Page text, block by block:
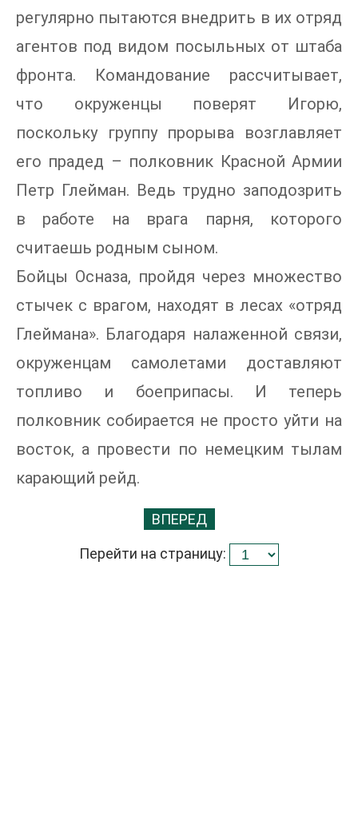
регулярно пытаются внедрить в их отряд
агентов под видом посыльных от штаба
фронта. Командование рассчитывает,
что окруженцы поверят Игорю,
поскольку группу прорыва возглавляет
его прадед – полковник Красной Армии
Петр Глейман. Ведь трудно заподозрить
в работе на врага парня, которого
считаешь родным сыном.
Бойцы Осназа, пройдя через множество
стычек с врагом, находят в лесах «отряд
Глеймана». Благодаря налаженной связи,
окруженцам самолетами доставляют
топливо и боеприпасы. И теперь
полковник собирается не просто уйти на
восток, а провести по немецким тылам
карающий рейд.
ВПЕРЕД
Перейти на страницу: